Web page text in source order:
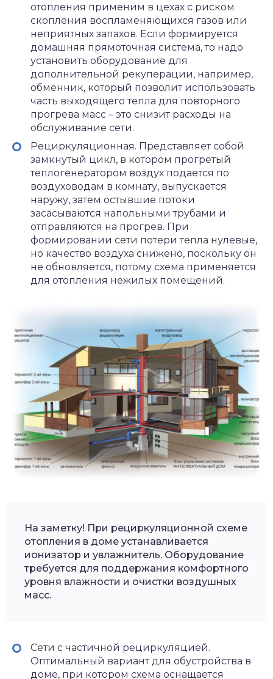
отопления применим в цехах с риском
скопления воспламеняющихся газов или
неприятных запахов. Если формируется
домашняя прямоточная система, то надо
установить оборудование для
дополнительной рекуперации, например,
обменник, который позволит использовать
часть выходящего тепла для повторного
прогрева масс – это снизит расходы на
обслуживание сети.
Рециркуляционная. Представляет собой
замкнутый цикл, в котором прогретый
теплогенератором воздух подается по
воздуховодам в комнату, выпускается
наружу, затем остывшие потоки
засасываются напольными трубами и
отправляются на прогрев. При
формировании сети потери тепла нулевые,
но качество воздуха снижено, поскольку он
не обновляется, потому схема применяется
для отопления нежилых помещений.
На заметку! При рециркуляционной схеме
отопления в доме устанавливается
ионизатор и увлажнитель. Оборудование
требуется для поддержания комфортного
уровня влажности и очистки воздушных
масс.
Сети с частичной рециркуляцией.
Оптимальный вариант для обустройства в
доме, при котором схема оснащается